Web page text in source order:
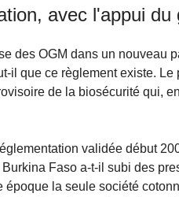
avec l'appui du
des OGM dans un nouveau
il que ce règlement existe.
de la biosécurité qui,
validée début
Faso a-t-il subi des
la seule société